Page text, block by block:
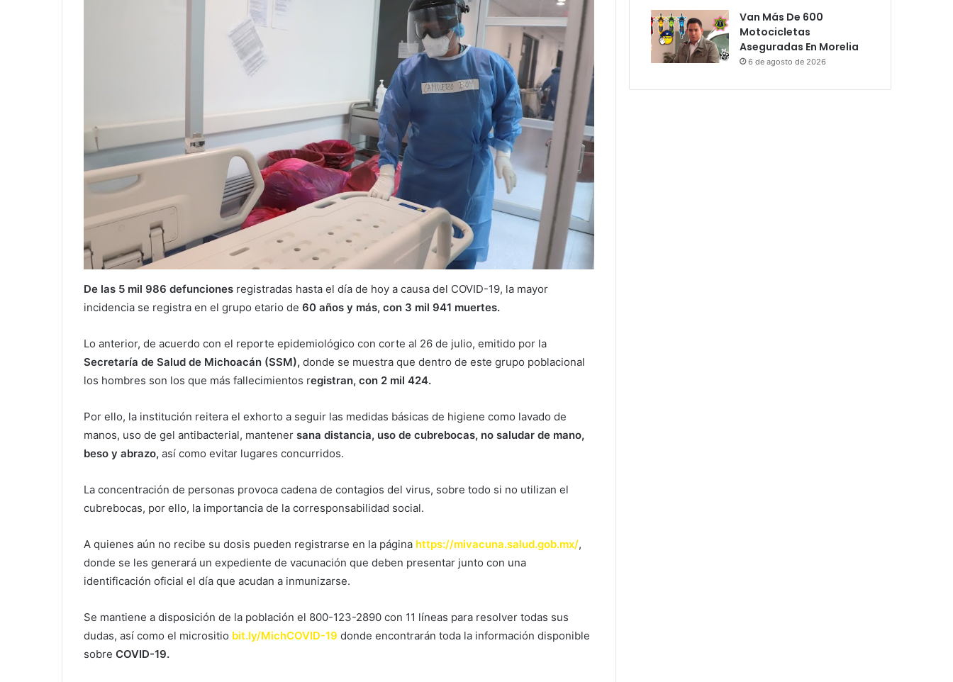
De las 5 mil 986 defunciones registradas hasta el día de hoy a causa del COVID-19, la mayor
incidencia se registra en el grupo etario de 60 años y más, con 3 mil 941 muertes.
Lo anterior, de acuerdo con el reporte epidemiológico con corte al 26 de julio, emitido por la
Secretaría de Salud de Michoacán (SSM), donde se muestra que dentro de este grupo poblacional
los hombres son los que más fallecimientos registran, con 2 mil 424.
Por ello, la institución reitera el exhorto a seguir las medidas básicas de higiene como lavado de
manos, uso de gel antibacterial, mantener sana distancia, uso de cubrebocas, no saludar de mano,
beso y abrazo, así como evitar lugares concurridos.
La concentración de personas provoca cadena de contagios del virus, sobre todo si no utilizan el
cubrebocas, por ello, la importancia de la corresponsabilidad social.
A quienes aún no recibe su dosis pueden registrarse en la página https://mivacuna.salud.gob.mx/,
donde se les generará un expediente de vacunación que deben presentar junto con una
identificación oficial el día que acudan a inmunizarse.
Se mantiene a disposición de la población el 800-123-2890 con 11 líneas para resolver todas sus
dudas, así como el micrositio bit.ly/MichCOVID-19 donde encontrarán toda la información disponible
sobre COVID-19.
Van Más De 600
Motocicletas
Aseguradas En Morelia
6 de agosto de 2026